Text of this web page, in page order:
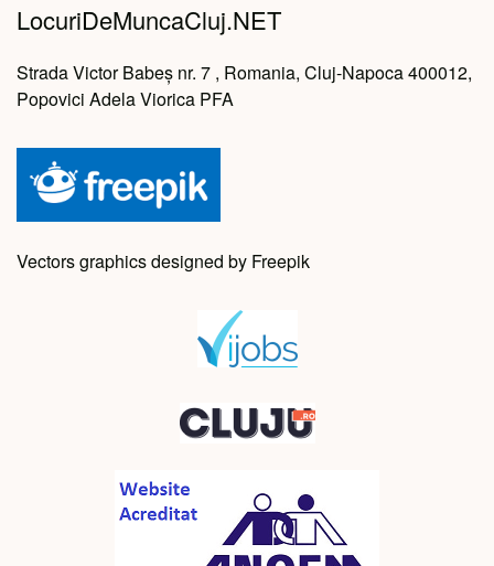
LocuriDeMuncaCluj.NET
Strada Victor Babeș nr. 7 , Romania, Cluj-Napoca 400012,
Popovici Adela Viorica PFA
Vectors graphics designed by Freepik